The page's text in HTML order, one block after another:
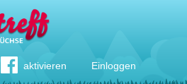
aktivieren Einloggen